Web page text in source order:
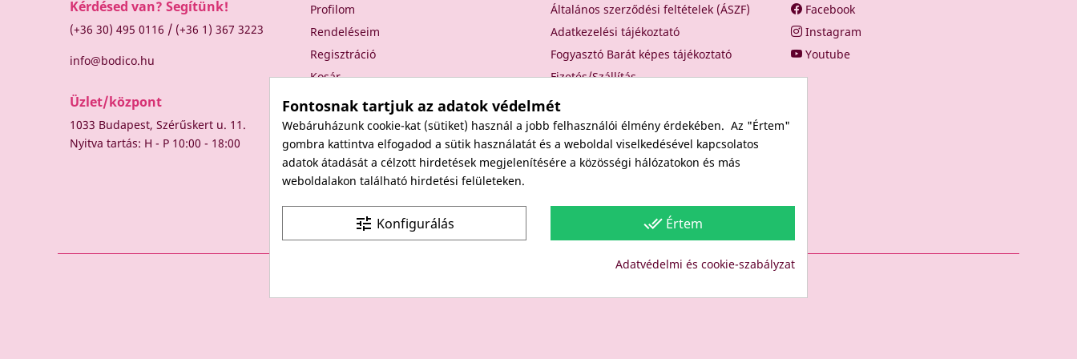
Kérdésed van? Segítünk!
(+36 30) 495 0116 / (+36 1) 367 3223
info@bodico.hu
Üzlet/központ
1033 Budapest, Szérűskert u. 11.
Nyitva tartás: H - P 10:00 - 18:00
Profilom
Rendeléseim
Regisztráció
Kosár
Általános szerződési feltételek (ÁSZF)
Adatkezelési tájékoztató
Fogyasztó Barát képes tájékoztató
Fizetés/Szállítás
Elállási nyilatkozat
Elállás a szerződéstől
Rólunk
Kapcsolat
Facebook
Instagram
Youtube
Site protected by reCAPTCHA. Terms
Fontosnak tartjuk az adatok védelmét
Webáruházunk cookie-kat (sütiket) használ a jobb felhasználói élmény érdekében. Az "Értem"
gombra kattintva elfogadod a sütik használatát és a weboldal viselkedésével kapcsolatos
adatok átadását a célzott hirdetések megjelenítésére a közösségi hálózatokon és más
weboldalakon található hirdetési felületeken.
done_all Értem
tune Konfigurálás
Adatvédelmi és cookie-szabályzat